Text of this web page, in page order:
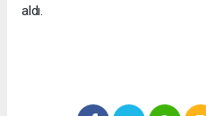
aldı.